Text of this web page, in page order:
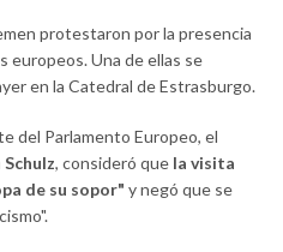
protestaron por la presencia
europeos. Una de ellas se
en la Catedral de Estrasburgo.
del Parlamento Europeo, el
, consideró que la visita
de su sopor" y negó que se